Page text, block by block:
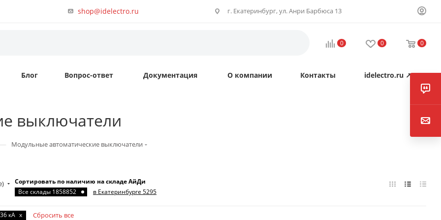
shop@idelectro.ru г. Екатеринбург, ул. Анри Барбюса 13
0 0 0
Блог Вопрос-ответ Документация О компании Контакты idelectro.ru ↗
выключатели
— Модульные автоматические выключатели
Сортировать по наличию на складе АйДи
Все склады 1858852
в Екатеринбурге 5295
кА x Сбросить все